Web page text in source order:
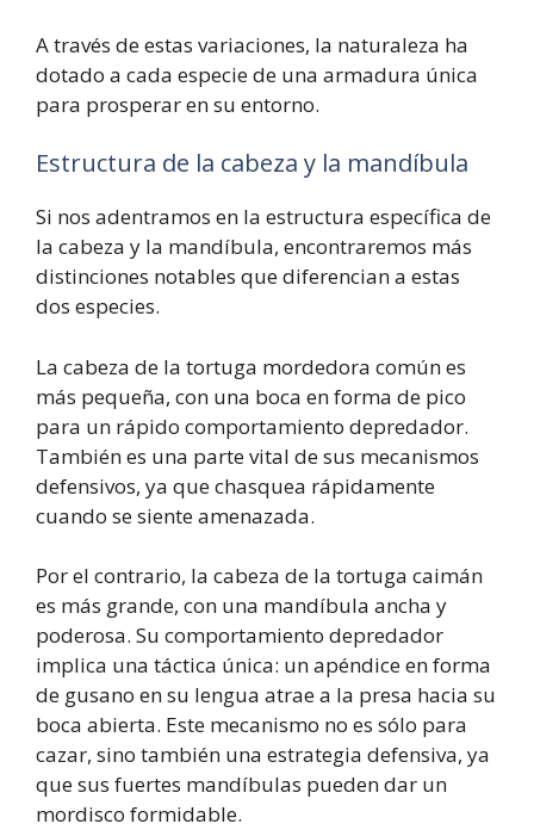
A través de estas variaciones, la naturaleza ha
dotado a cada especie de una armadura única
para prosperar en su entorno.
Estructura de la cabeza y la mandíbula
Si nos adentramos en la estructura específica de
la cabeza y la mandíbula, encontraremos más
distinciones notables que diferencian a estas
dos especies.
La cabeza de la tortuga mordedora común es
más pequeña, con una boca en forma de pico
para un rápido comportamiento depredador.
También es una parte vital de sus mecanismos
defensivos, ya que chasquea rápidamente
cuando se siente amenazada.
Por el contrario, la cabeza de la tortuga caimán
es más grande, con una mandíbula ancha y
poderosa. Su comportamiento depredador
implica una táctica única: un apéndice en forma
de gusano en su lengua atrae a la presa hacia su
boca abierta. Este mecanismo no es sólo para
cazar, sino también una estrategia defensiva, ya
que sus fuertes mandíbulas pueden dar un
mordisco formidable.